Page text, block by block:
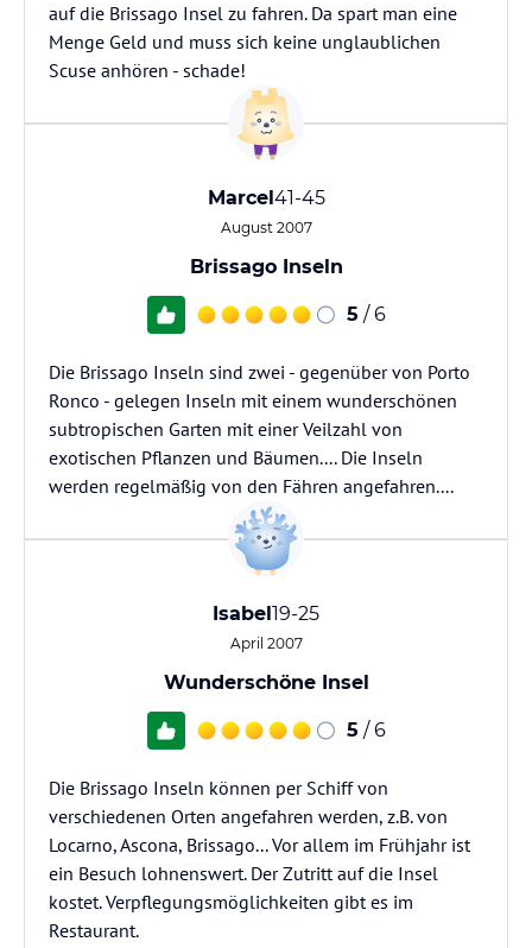
auf die Brissago Insel zu fahren. Da spart man eine
Menge Geld und muss sich keine unglaublichen
Scuse anhören - schade!
Marcel41-45
August 2007
Brissago Inseln
5 / 6
Die Brissago Inseln sind zwei - gegenüber von Porto
Ronco - gelegen Inseln mit einem wunderschönen
subtropischen Garten mit einer Veilzahl von
exotischen Pflanzen und Bäumen.... Die Inseln
werden regelmäßig von den Fähren angefahren....
Isabel19-25
April 2007
Wunderschöne Insel
5 / 6
Die Brissago Inseln können per Schiff von
verschiedenen Orten angefahren werden, z.B. von
Locarno, Ascona, Brissago... Vor allem im Frühjahr ist
ein Besuch lohnenswert. Der Zutritt auf die Insel
kostet. Verpflegungsmöglichkeiten gibt es im
Restaurant.